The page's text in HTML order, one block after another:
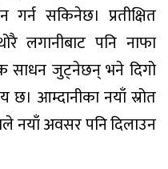
सकिनेछ। प्रतीक्षित
लगानीबाट पनि नाफा
साधन जुट्नेछन् भने दिगो
छ। आम्दानीका नयाँ स्रोत
नयाँ अवसर पनि दिलाउन